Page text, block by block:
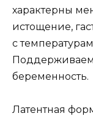
характерны
истощение,
с
беременность.
Латентная